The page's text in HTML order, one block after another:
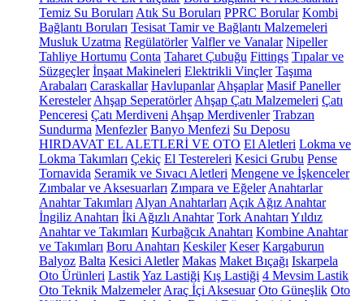
Temiz Su Boruları Atık Su Boruları PPRC Borular Kombi
Bağlantı Boruları Tesisat Tamir ve Bağlantı Malzemeleri
Musluk Uzatma Regülatörler Valfler ve Vanalar Nipeller
Tahliye Hortumu Conta Taharet Çubuğu Fittings Tıpalar ve
Süzgeçler İnşaat Makineleri Elektrikli Vinçler Taşıma
Arabaları Caraskallar Havlupanlar Ahşaplar Masif Paneller
Keresteler Ahşap Seperatörler Ahşap Çatı Malzemeleri Çatı
Penceresi Çatı Merdiveni Ahşap Merdivenler Trabzan
Sundurma Menfezler Banyo Menfezi Su Deposu
HIRDAVAT EL ALETLERİ VE OTO El Aletleri Lokma ve
Lokma Takımları Çekiç El Testereleri Kesici Grubu Pense
Tornavida Seramik ve Sıvacı Aletleri Mengene ve İşkenceler
Zımbalar ve Aksesuarları Zımpara ve Eğeler Anahtarlar
Anahtar Takımları Alyan Anahtarları Açık Ağız Anahtar
İngiliz Anahtarı İki Ağızlı Anahtar Tork Anahtarı Yıldız
Anahtar ve Takımları Kurbağcık Anahtarı Kombine Anahtar
ve Takımları Boru Anahtarı Keskiler Keser Kargaburun
Balyoz Balta Kesici Aletler Makas Maket Bıçağı Iskarpela
Oto Ürünleri LastikYaz Lastiği Kış Lastiği 4 Mevsim Lastik
Oto Teknik Malzemeler Araç İçi Aksesuar Oto Güneşlik Oto